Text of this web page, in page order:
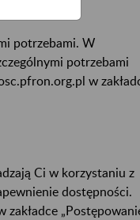
potrzebami. W
potrzebami
w
Ci w korzystaniu z
dostępności.